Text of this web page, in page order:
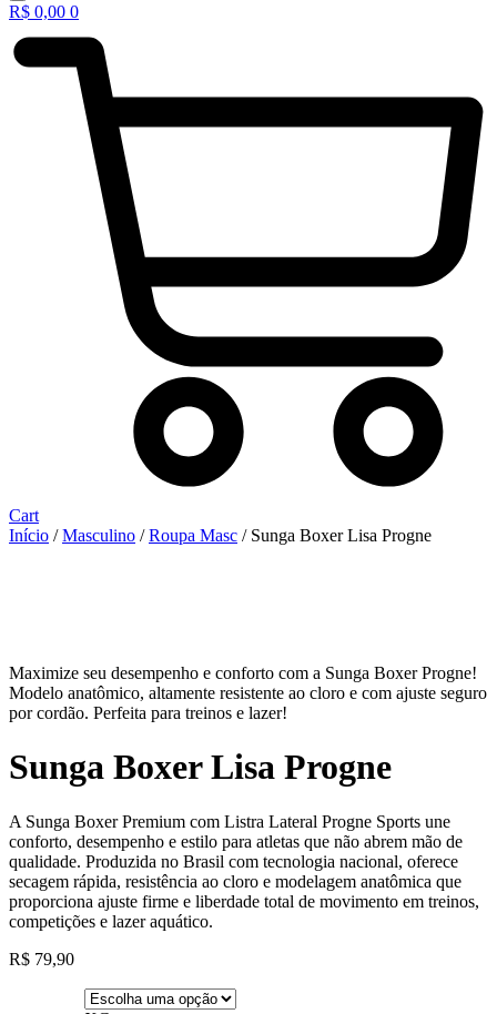
R$ 0,00 0
Cart
Início /Masculino /Roupa Masc / Sunga Boxer Lisa Progne
Maximize seu desempenho e conforto com a Sunga Boxer Progne!
Modelo anatômico, altamente resistente ao cloro e com ajuste seguro
por cordão. Perfeita para treinos e lazer!
Sunga Boxer Lisa Progne
A Sunga Boxer Premium com Listra Lateral Progne Sports une
conforto, desempenho e estilo para atletas que não abrem mão de
qualidade. Produzida no Brasil com tecnologia nacional, oferece
secagem rápida, resistência ao cloro e modelagem anatômica que
proporciona ajuste firme e liberdade total de movimento em treinos,
competições e lazer aquático.
R$ 79,90